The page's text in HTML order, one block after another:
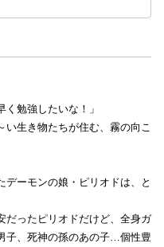
く勉強したいな！」
い生き物たちが住む、霧の向こ
デーモンの娘・ピリオドは、と
だったピリオドだけど、全身ガ
子、死神の孫のあの子…個性豊